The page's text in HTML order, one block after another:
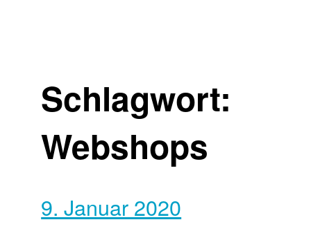
Schlagwort:
Webshops
9. Januar 2020